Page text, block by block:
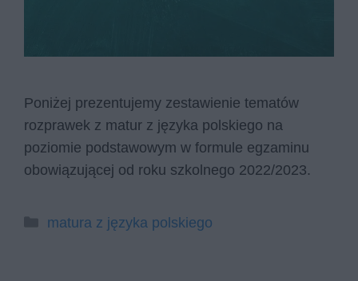
Poniżej prezentujemy zestawienie tematów
rozprawek z matur z języka polskiego na
poziomie podstawowym w formule egzaminu
obowiązującej od roku szkolnego 2022/2023.
Kategorie
matura z języka polskiego